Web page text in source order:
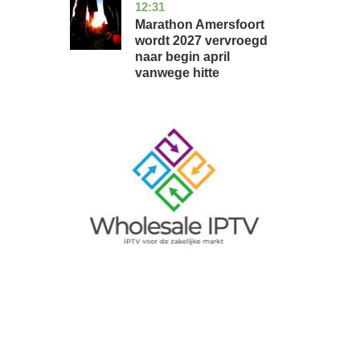
12:31
utrecht
nieuws
Marathon Amersfoort
wordt 2027 vervroegd
naar begin april
vanwege hitte